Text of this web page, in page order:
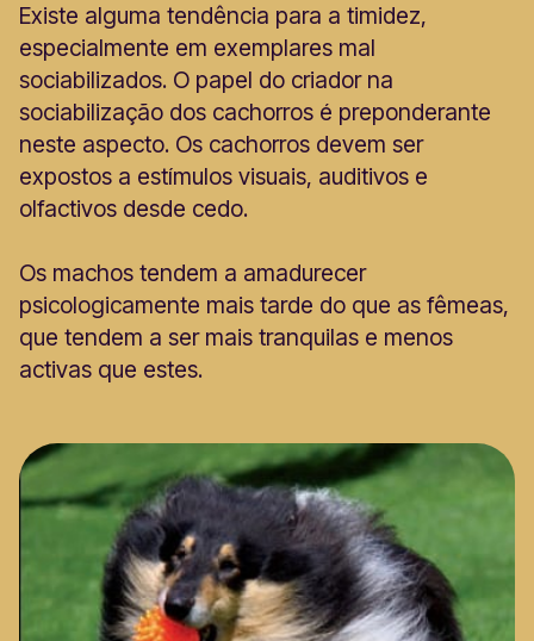
Existe alguma tendência para a timidez,
especialmente em exemplares mal
sociabilizados. O papel do criador na
sociabilização dos cachorros é preponderante
neste aspecto. Os cachorros devem ser
expostos a estímulos visuais, auditivos e
olfactivos desde cedo.
Os machos tendem a amadurecer
psicologicamente mais tarde do que as fêmeas,
que tendem a ser mais tranquilas e menos
activas que estes.